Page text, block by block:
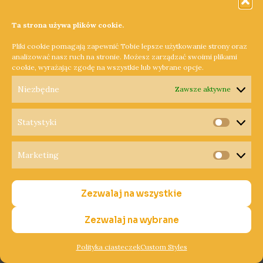
Ta strona używa plików cookie.
Pliki cookie pomagają zapewnić Tobie lepsze użytkowanie strony oraz
analizować nasz ruch na stronie. Możesz zarządzać swoimi plikami
cookie, wyrażając zgodę na wszystkie lub wybrane opcje.
Niezbędne Zawsze aktywne
Statystyki
Marketing
Zezwalaj na wszystkie
Zezwalaj na wybrane
Polityka ciasteczekCustom Styles
gospodarka,
koronawirus,praca,Swarzędz
Pracownicy Volkswagena wracają do pracy po przerwie
związanej z epidemią koronawirusa. W przyszły
poniedziałek, 27 kwietnia pracę wznowią zakłady w
Swarzędzu, a także Poznaniu i Wrześni.
Dowiedz się więcej »
Radni i sołtysi
przekazali swoje
diety dla szpitala
Radni
i
przekazali
swoje